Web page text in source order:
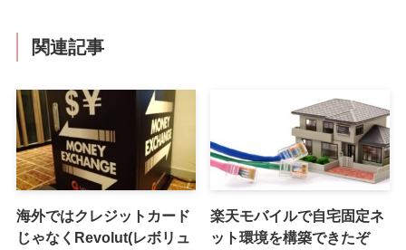
関連記事
海外ではクレジットカード
じゃなくRevolut(レボリュ
楽天モバイルで自宅固定ネ
ット環境を構築できたぞ